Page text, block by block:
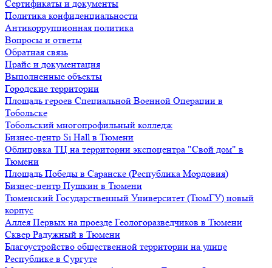
Сертификаты и документы
Политика конфиденциальности
Антикоррупционная политика
Вопросы и ответы
Обратная связь
Прайс и документация
Выполненные объекты
Городские территории
Площадь героев Специальной Военной Операции в
Тобольске
Тобольский многопрофильный колледж
Бизнес-центр Si Hall в Тюмени
Облицовка ТЦ на территории экспоцентра "Свой дом" в
Тюмени
Площадь Победы в Саранске (Республика Мордовия)
Бизнес-центр Пушкин в Тюмени
Тюменский Государственный Университет (ТюмГУ) новый
корпус
Аллея Первых на проезде Геологоразведчиков в Тюмени
Сквер Радужный в Тюмени
Благоустройство общественной территории на улице
Республике в Сургуте